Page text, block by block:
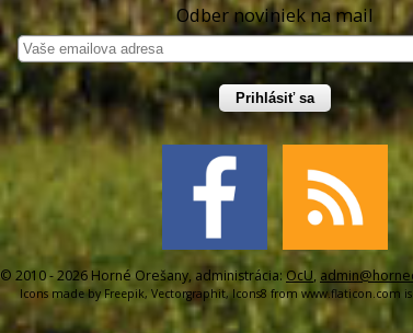
Odber noviniek na mail
Prihlásiť sa
© 2010 - 2026 Horné Orešany, administrácia: OcU,
Icons made byFreepik, Vectorgraphit, Icons8 from www.flaticon.com